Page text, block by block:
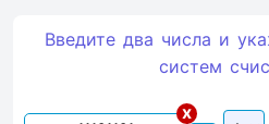
Введите два числа и
систем
x